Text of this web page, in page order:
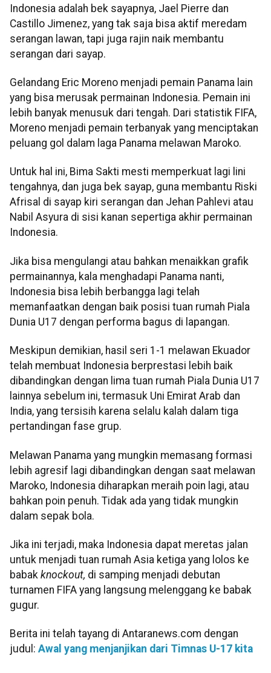
Indonesia adalah bek sayapnya, Jael Pierre dan
Castillo Jimenez, yang tak saja bisa aktif meredam
serangan lawan, tapi juga rajin naik membantu
serangan dari sayap.
Gelandang Eric Moreno menjadi pemain Panama lain
yang bisa merusak permainan Indonesia. Pemain ini
lebih banyak menusuk dari tengah. Dari statistik FIFA,
Moreno menjadi pemain terbanyak yang menciptakan
peluang gol dalam laga Panama melawan Maroko.
Untuk hal ini, Bima Sakti mesti memperkuat lagi lini
tengahnya, dan juga bek sayap, guna membantu Riski
Afrisal di sayap kiri serangan dan Jehan Pahlevi atau
Nabil Asyura di sisi kanan sepertiga akhir permainan
Indonesia.
Jika bisa mengulangi atau bahkan menaikkan grafik
permainannya, kala menghadapi Panama nanti,
Indonesia bisa lebih berbangga lagi telah
memanfaatkan dengan baik posisi tuan rumah Piala
Dunia U17 dengan performa bagus di lapangan.
Meskipun demikian, hasil seri 1-1 melawan Ekuador
telah membuat Indonesia berprestasi lebih baik
dibandingkan dengan lima tuan rumah Piala Dunia U17
lainnya sebelum ini, termasuk Uni Emirat Arab dan
India, yang tersisih karena selalu kalah dalam tiga
pertandingan fase grup.
Melawan Panama yang mungkin memasang formasi
lebih agresif lagi dibandingkan dengan saat melawan
Maroko, Indonesia diharapkan meraih poin lagi, atau
bahkan poin penuh. Tidak ada yang tidak mungkin
dalam sepak bola.
Jika ini terjadi, maka Indonesia dapat meretas jalan
untuk menjadi tuan rumah Asia ketiga yang lolos ke
babak knockout, di samping menjadi debutan
turnamen FIFA yang langsung melenggang ke babak
gugur.
Berita ini telah tayang di Antaranews.com dengan
judul: Awal yang menjanjikan dari Timnas U-17 kita